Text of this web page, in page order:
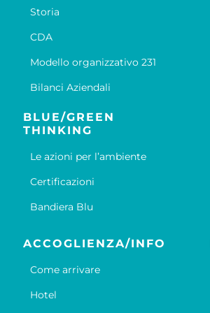
Storia
CDA
Modello organizzativo 231
Bilanci Aziendali
BLUE/GREEN
THINKING
Le azioni per l’ambiente
Certificazioni
Bandiera Blu
ACCOGLIENZA/INFO
Come arrivare
Hotel